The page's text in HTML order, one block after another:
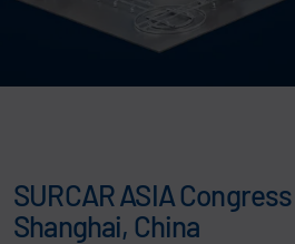
SURCAR ASIA
Shanghai, China